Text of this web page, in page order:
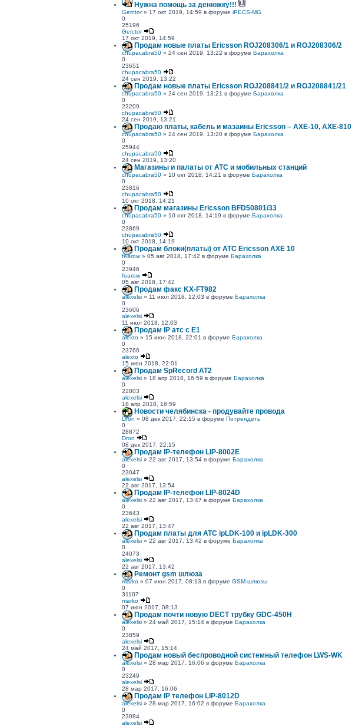
Нужна помощь за денюжку!!!
Gerctor» 17 окт 2019, 14:59 в форуме iPECS-MG
0
25196
Gerctor
17 окт 2019, 14:59
Продам новые платы Ericsson ROJ208306/1 и ROJ208306/2
chupacabra50 » 24 сен 2019, 13:22 в форуме Барахолка
0
23651
chupacabra50
24 сен 2019, 13:22
Продам новые платы Ericsson ROJ208841/2 и ROJ208841/21
chupacabra50 » 24 сен 2019, 13:21 в форуме Барахолка
0
23209
chupacabra50
24 сен 2019, 13:21
Продаю платы, кабель и мазаины Ericsson – AXE-10, AXE-810
chupacabra50 » 24 сен 2019, 13:20 в форуме Барахолка
0
25944
chupacabra50
24 сен 2019, 13:20
Магазины и палаты от АТС и мобильных станций
chupacabra50 » 10 окт 2018, 14:21 в форуме Барахолка
0
23816
chupacabra50
10 окт 2018, 14:21
Продам магазины Ericsson BFD50801/33
chupacabra50 » 10 окт 2018, 14:19 в форуме Барахолка
0
23869
chupacabra50
10 окт 2018, 14:19
Продам блоки(платы) от АТС Ericsson AXE 10
fearow» 05 авг 2018, 17:42 в форуме Барахолка
0
23946
fearow
05 авг 2018, 17:42
Продам факс KX-FT982
alexelsi » 11 июл 2018, 12:03 в форуме Барахолка
0
23606
alexelsi
11 июл 2018, 12:03
Продам IP атс с E1
alexto » 15 июн 2018, 22:01 в форуме Барахолка
0
23766
alexto
15 июн 2018, 22:01
Продам SpRecord AT2
alexelsi » 18 апр 2018, 16:59 в форуме Барахолка
0
22803
alexelsi
18 апр 2018, 16:59
Новости челябинска - продувайте провода
Dron » 08 дек 2017, 22:15 в форуме Потрендеть
0
28872
Dron
08 дек 2017, 22:15
Продам IP-телефон LIP-8002Е
alexelsi » 22 авг 2017, 13:54 в форуме Барахолка
0
23047
alexelsi
22 авг 2017, 13:54
Продам IP-телефон LIP-8024D
alexelsi » 22 авг 2017, 13:47 в форуме Барахолка
0
23643
alexelsi
22 авг 2017, 13:47
Продам платы для АТС ipLDK-100 и ipLDK-300
alexelsi » 22 авг 2017, 13:42 в форуме Барахолка
0
24073
alexelsi
22 авг 2017, 13:42
Ремонт gsm шлюза
marko » 07 июн 2017, 08:13 в форуме GSM-шлюзы
0
31107
marko
07 июн 2017, 08:13
Продам почти новую DECT трубку GDC-450H
alexelsi » 24 май 2017, 15:14 в форуме Барахолка
0
23859
alexelsi
24 май 2017, 15:14
Продам новый беспроводной системный телефон LWS-WK
alexelsi » 28 мар 2017, 16:06 в форуме Барахолка
0
23249
alexelsi
28 мар 2017, 16:06
Продам IP телефон LIP-8012D
alexelsi » 28 мар 2017, 16:02 в форуме Барахолка
0
23084
alexelsi